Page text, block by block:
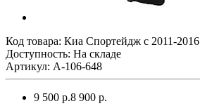
Код товара: Киа Спортейдж с 2011-2016
Доступность: На складе
Артикул: A-106-648
9 500 р.8 900 р.